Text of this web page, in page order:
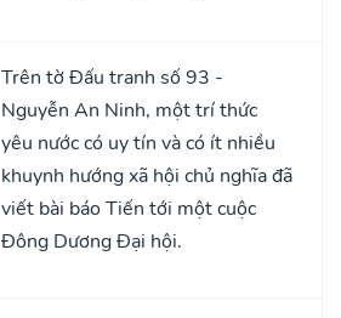
Trên tờ Đấu tranh số 93 -
Nguyễn An Ninh, một trí thức
yêu nước có uy tín và có ít nhiều
khuynh hướng xã hội chủ nghĩa đã
viết bài báo Tiến tới một cuộc
Đông Dương Đại hội.